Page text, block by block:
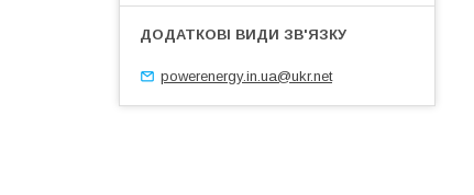
powerenergy.in.ua@ukr.net